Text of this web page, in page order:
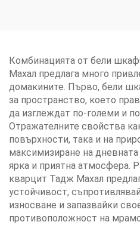
Комбинацията от бели
Махал предлага много
домакините. Първо, бели
за пространство, което
да изглеждат по-големи и
Отражателните свойства
повърхности, така и на
максимизиране на
ярка и приятна атмосфера.
кварцит Тадж Махал
устойчивост,
износване и запазвайки
противоположност на